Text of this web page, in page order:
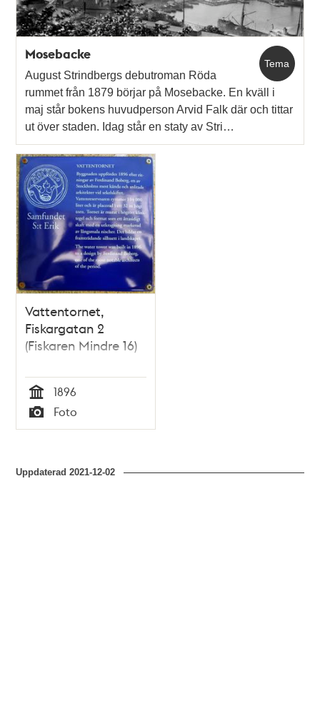
Tema
Mosebacke
August Strindbergs debutroman Röda
rummet från 1879 börjar på Mosebacke. En kväll i
maj står bokens huvudperson Arvid Falk där och tittar
ut över staden. Idag står en staty av Stri…
Vattentornet,
Fiskargatan 2
(Fiskaren Mindre 16)
Tid
1896
Typ
Foto
Uppdaterad2021-12-02